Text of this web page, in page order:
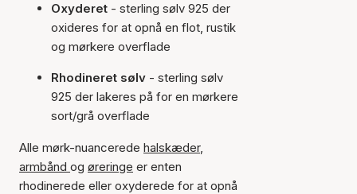
Oxyderet - sterling sølv 925 der
oxideres for at opnå en flot, rustik
og mørkere overflade
Rhodineret sølv - sterling sølv
925 der lakeres på for en mørkere
sort/grå overflade
Alle mørk-nuancerede halskæder,
armbånd og øreringe er enten
rhodinerede eller oxyderede for at opnå